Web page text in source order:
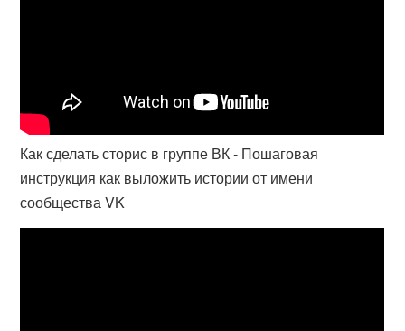
Как сделать сторис в группе ВК - Пошаговая
инструкция как выложить истории от имени
сообщества VK